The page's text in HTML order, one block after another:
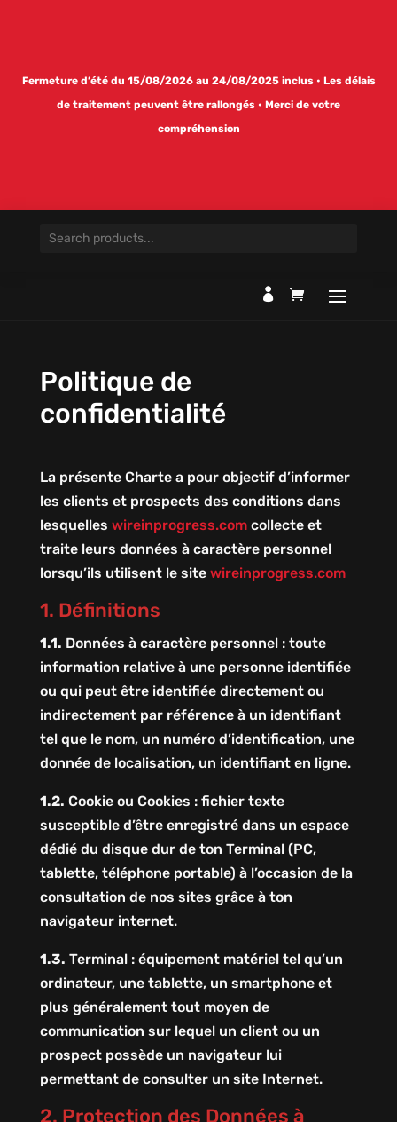
Fermeture d’été du 15/08/2026 au 24/08/2025 inclus • Les délais
de traitement peuvent être rallongés • Merci de votre
compréhension

Politique de
confidentialité
La présente Charte a pour objectif d’informer
les clients et prospects des conditions dans
lesquelles wireinprogress.comcollecte et
traite leurs données à caractère personnel
lorsqu’ils utilisent le site wireinprogress.com
1. Définitions
1.1. Données à caractère personnel : toute
information relative à une personne identifiée
ou qui peut être identifiée directement ou
indirectement par référence à un identifiant
tel que le nom, un numéro d’identification, une
donnée de localisation, un identifiant en ligne.
1.2. Cookie ou Cookies : fichier texte
susceptible d’être enregistré dans un espace
dédié du disque dur de ton Terminal (PC,
tablette, téléphone portable) à l’occasion de la
consultation de nos sites grâce à ton
navigateur internet.
1.3. Terminal : équipement matériel tel qu’un
ordinateur, une tablette, un smartphone et
plus généralement tout moyen de
communication sur lequel un client ou un
prospect possède un navigateur lui
permettant de consulter un site Internet.
2. Protection des Données à